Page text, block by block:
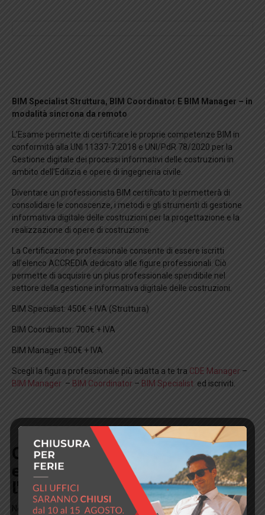
BIM Specialist Struttura, BIM Coordinator E BIM Manager – in
modalità sincrona da remoto
L’Esame permette di certificare le proprie competenze BIM in
conformità alla UNI 11337-7:2018 e UNI/PdR 78/2020 per la
Gestione digitale dei processi informativi delle costruzioni in
ambito dell’Edilizia e opere di ingegneria civile.
Diventare un professionista BIM certificato ti permetterà di
consolidare le conoscenze, i metodi e gli strumenti di gestione
informativa digitale delle costruzioni per la progettazione e la
realizzazione di opere di costruzione.
La Certificazione professionale consente di essere iscritti
all’elenco ACCREDIA dedicato alle figure professionali. Ciò
permette di acquisire un plus professionale spendibile nel
settore della gestione informativa digitale delle costruzioni.
BIM Specialist: 450€ + IVA (Struttura)
BIM Coordinator: 700€ + IVA
BIM Manager 900€ + IVA
Scegli la figura professionale più adatta a te tra CDE Manager –
BIM Manager – BIM Coordinator – BIM Specialist ed iscriviti.
Compila questo modulo per
essere ricontattato per
l'iscrizione
Nome*